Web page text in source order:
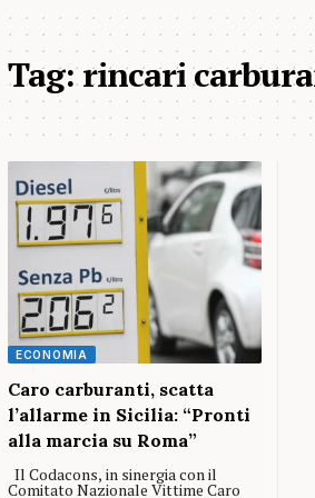
Tag:rincari
ECONOMIA
Caro carburanti, scatta
l’allarme in Sicilia: “Pronti
alla marcia su Roma”
Il Codacons, in sinergia con il
Comitato Nazionale Vittime Caro